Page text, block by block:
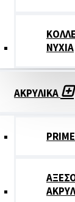
ΝΥΧΙΑ
ΑΚΡΥΛΙΚΑ